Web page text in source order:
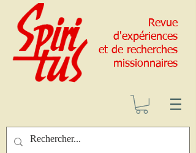
Revue
d'expériences
et de recherches
missionnaires